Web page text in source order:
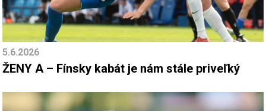
5.6.2026
ŽENY A – Fínsky kabát je nám stále priveľký